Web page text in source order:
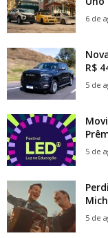
6 de
R$
5 de
5 de
5 de